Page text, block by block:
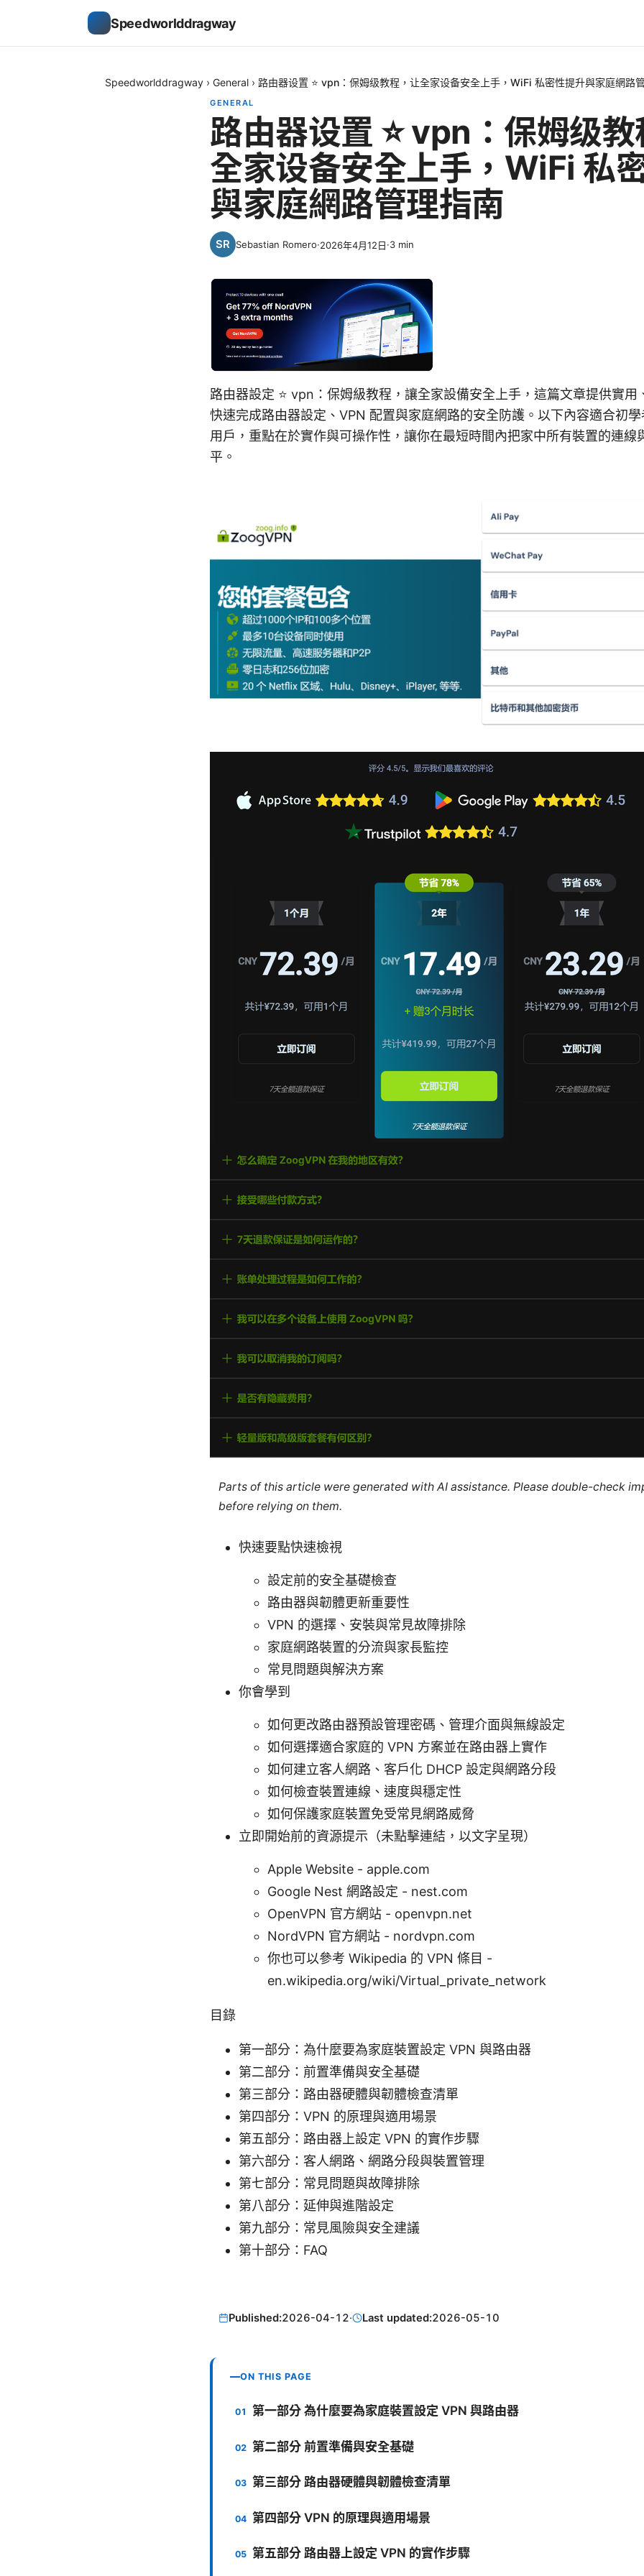
Speedworlddragway
Speedworlddragway › General › 路由器设置 ⭐ vpn：保姆级教程，让全家设备安全上手，WiFi 私密性提升與家庭網路
GENERAL
路由器设置 ⭐ vpn：保姆级
全家设备安全上手，WiFi 私
與家庭網路管理指南
Sebastian Romero·2026年4月12日·3 min
路由器設定 ⭐ vpn：保姆級教程，讓全家設備安全上手，這篇文章提供實用
快速完成路由器設定、VPN 配置與家庭網路的安全防護。以下內容適合初
用戶，重點在於實作與可操作性，讓你在最短時間內把家中所有裝置的連線
平。
Parts of this article were generated with AI assistance. Please double-check
before relying on them.
快速要點快速檢視
設定前的安全基礎檢查
路由器與韌體更新重要性
VPN 的選擇、安裝與常見故障排除
家庭網路裝置的分流與家長監控
常見問題與解決方案
你會學到
如何更改路由器預設管理密碼、管理介面與無線設定
如何選擇適合家庭的 VPN 方案並在路由器上實作
如何建立客人網路、客戶化 DHCP 設定與網路分段
如何檢查裝置連線、速度與穩定性
如何保護家庭裝置免受常見網路威脅
立即開始前的資源提示（未點擊連結，以文字呈現）
Apple Website - apple.com
Google Nest 網路設定 - nest.com
OpenVPN 官方網站 - openvpn.net
NordVPN 官方網站 - nordvpn.com
你也可以參考 Wikipedia 的 VPN 條目 -
en.wikipedia.org/wiki/Virtual_private_network
目錄
第一部分：為什麼要為家庭裝置設定 VPN 與路由器
第二部分：前置準備與安全基礎
第三部分：路由器硬體與韌體檢查清單
第四部分：VPN 的原理與適用場景
第五部分：路由器上設定 VPN 的實作步驟
第六部分：客人網路、網路分段與裝置管理
第七部分：常見問題與故障排除
第八部分：延伸與進階設定
第九部分：常見風險與安全建議
第十部分：FAQ
Published:2026-04-12· Last updated:2026-05-10
ON THIS PAGE
第一部分 為什麼要為家庭裝置設定 VPN 與路由器
第二部分 前置準備與安全基礎
第三部分 路由器硬體與韌體檢查清單
第四部分 VPN 的原理與適用場景
第五部分 路由器上設定 VPN 的實作步驟